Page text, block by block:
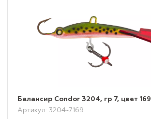
Балансир Condor 3204, гр 7, цвет 169
Артикул: 3204-7169